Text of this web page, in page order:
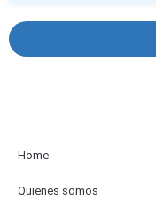
Home
Quienes somos